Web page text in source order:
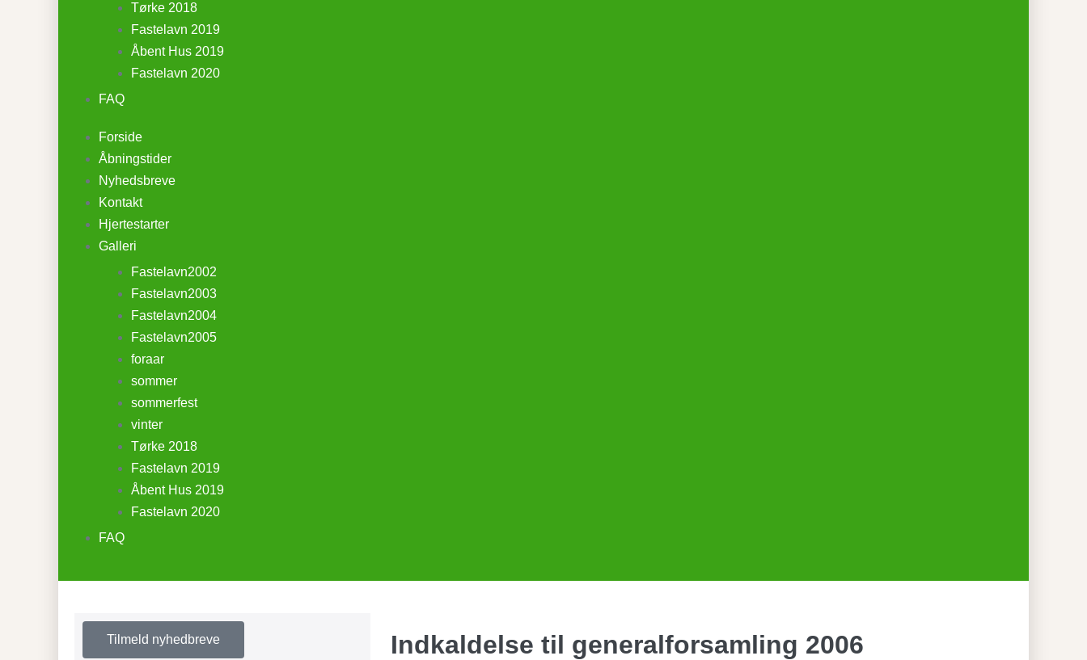
Tørke 2018
Fastelavn 2019
Åbent Hus 2019
Fastelavn 2020
FAQ
Forside
Åbningstider
Nyhedsbreve
Kontakt
Hjertestarter
Galleri
Fastelavn2002
Fastelavn2003
Fastelavn2004
Fastelavn2005
foraar
sommer
sommerfest
vinter
Tørke 2018
Fastelavn 2019
Åbent Hus 2019
Fastelavn 2020
FAQ
Tilmeld nyhedbreve Indkaldelse til generalforsamling 2006